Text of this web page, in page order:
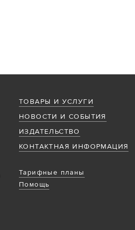
ТОВАРЫ И УСЛУГИ
НОВОСТИ И СОБЫТИЯ
ИЗДАТЕЛЬСТВО
КОНТАКТНАЯ ИНФОРМАЦИЯ
Тарифные планы
Помощь